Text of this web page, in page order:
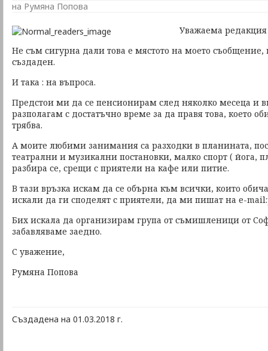
на Румяна Попова
Уважаема редакция
Не съм сигурна дали това е мястото на моето съобщение,
създаден.
И така : на въпроса.
Предстои ми да се пенсионирам след няколко месеца и
разполагам с достатъчно време за да правя това, което
трябва.
А моите любими занимания са разходки в планината,
театрални и музикални постановки, малко спорт ( йога,
разбира се, срещи с приятели на кафе или питие.
В тази връзка искам да се обърна към всички, които
искали да ги споделят с приятели, да ми пишат на е-mail:
Бих искала да организирам група от съмишленици от
забавляваме заедно.
С уважение,
Румяна Попова
Създадена на 01.03.2018 г.